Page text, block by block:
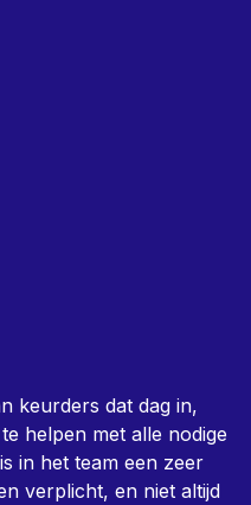
keurders dat dag in,
helpen met alle nodige
in het team een zeer
verplicht, en niet altijd